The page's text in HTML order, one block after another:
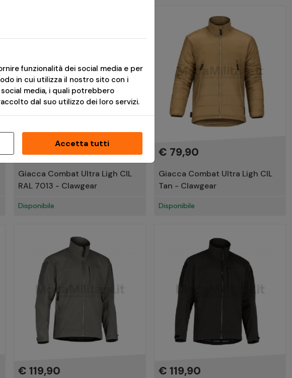
€ 79,90
Giacca Combat Ultra Ligh CIL
RAL 7013 - Clawgear
Disponibile
€ 79,90
Giacca Combat Ultra Ligh CIL
Tan - Clawgear
Disponibile
€ 119,90 € 119,90
funzionalità dei social media e per
in cui utilizza il nostro sito con i
media, i quali potrebbero
dal suo utilizzo dei loro servizi.
Accetta tutti